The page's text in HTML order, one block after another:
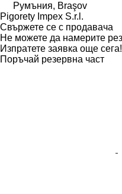
Румъния, Braşov
Pigorety Impex S.r.l.
Свържете се с продавача
Не можете да намерите
Изпратете заявка още сега!
Поръчай резервна част